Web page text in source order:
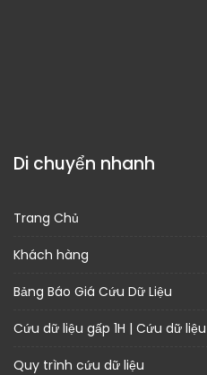
Di chuyển nhanh
Trang Chủ
Khách hàng
Bảng Báo Giá Cứu Dữ Liệu
Cứu dữ liệu gấp 1H | Cứu dữ
Quy trình cứu dữ liệu